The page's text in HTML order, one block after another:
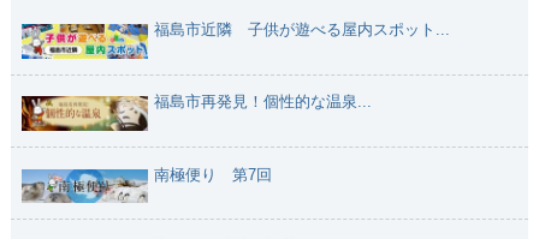
福島市近隣 子供が遊べる屋内スポット...
福島市再発見！個性的な温泉...
南極便り 第7回